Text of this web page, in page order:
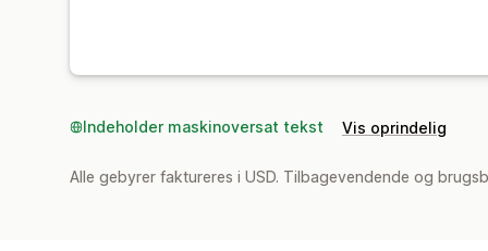
Indeholder maskinoversat tekst Vis oprindelig
Alle gebyrer faktureres i USD. Tilbagevendende og